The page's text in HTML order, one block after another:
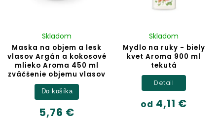
Maska na objem a lesk
vlasov Argán a kokosové
mlieko Aroma 450 ml
zväčšenie objemu vlasov
Skladom
5,76 €
Do košíka
Mydlo na ruky - biely
kvet Aroma 900 ml
tekutá
Skladom
od 4,11 €
Detail